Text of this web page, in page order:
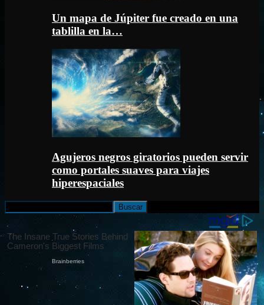
Un mapa de Júpiter fue creado en una
tablilla en la…
Agujeros negros giratorios pueden servir
como portales suaves para viajes
hiperespaciales